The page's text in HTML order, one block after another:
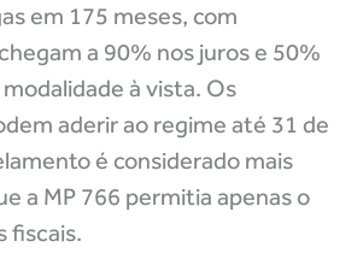
em 175 meses, com
a 90% nos juros e 50%
à vista. Os
aderir ao regime até 31 de
é considerado mais
a MP 766 permitia apenas o
fiscais.